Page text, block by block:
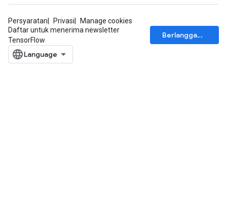
Persyaratan Privasi
Manage cookies
Daftar untuk menerima newsletter
TensorFlow
Berlangganan